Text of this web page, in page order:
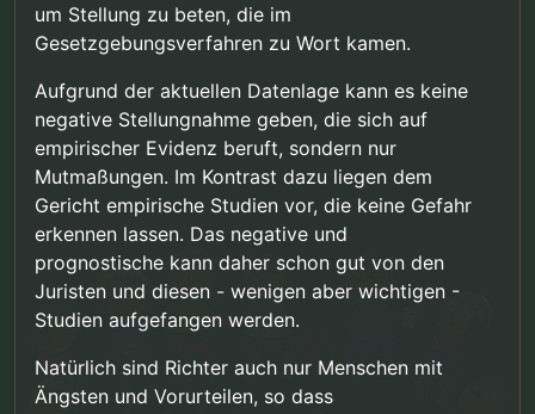
um Stellung zu beten, die im
Gesetzgebungsverfahren zu Wort kamen.
Aufgrund der aktuellen Datenlage kann es keine
negative Stellungnahme geben, die sich auf
empirischer Evidenz beruft, sondern nur
Mutmaßungen. Im Kontrast dazu liegen dem
Gericht empirische Studien vor, die keine Gefahr
erkennen lassen. Das negative und
prognostische kann daher schon gut von den
Juristen und diesen - wenigen aber wichtigen -
Studien aufgefangen werden.
Natürlich sind Richter auch nur Menschen mit
Ängsten und Vorurteilen, so dass